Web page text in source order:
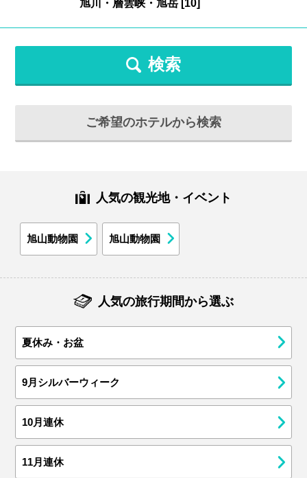
検索
ご希望のホテルから検索
人気の観光地・イベント
旭山動物園 旭山動物園
人気の旅行期間から選ぶ
夏休み・お盆
9月シルバーウィーク
10月連休
11月連休